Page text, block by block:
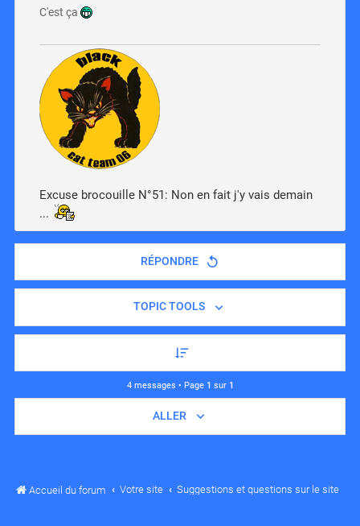
C'est ça
Excuse brocouille N°51: Non en fait j'y vais demain
...
RÉPONDRE
TOPIC TOOLS
4 messages • Page 1 sur 1
ALLER
Accueil du forum Votre site Suggestions et questions sur le site